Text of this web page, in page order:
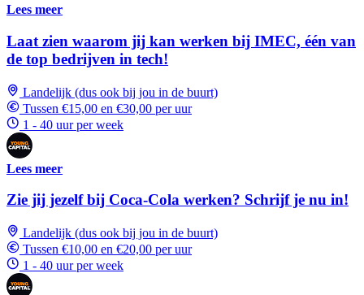
Lees meer
Laat zien waarom jij kan werken bij IMEC, één van
de top bedrijven in tech!
Landelijk (dus ook bij jou in de buurt)
Tussen €15,00 en €30,00 per uur
1 - 40 uur per week
Lees meer
Zie jij jezelf bij Coca-Cola werken? Schrijf je nu in!
Landelijk (dus ook bij jou in de buurt)
Tussen €10,00 en €20,00 per uur
1 - 40 uur per week